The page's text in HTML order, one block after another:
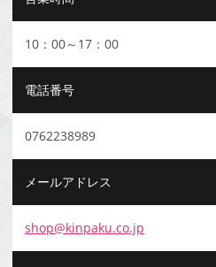
10：00～17：00
電話番号
0762238989
メールアドレス
shop@kinpaku.co.jp